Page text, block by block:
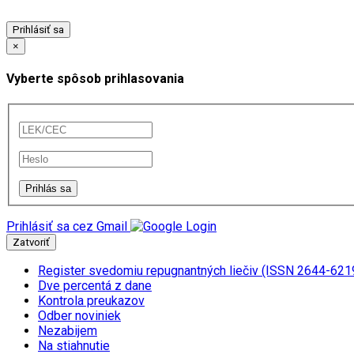
Prihlásiť sa
×
Vyberte spôsob prihlasovania
Prihlásiť sa cez Gmail
Zatvoriť
Register svedomiu repugnantných liečiv (ISSN 2644-
Dve percentá z dane
Kontrola preukazov
Odber noviniek
Nezabijem
Na stiahnutie